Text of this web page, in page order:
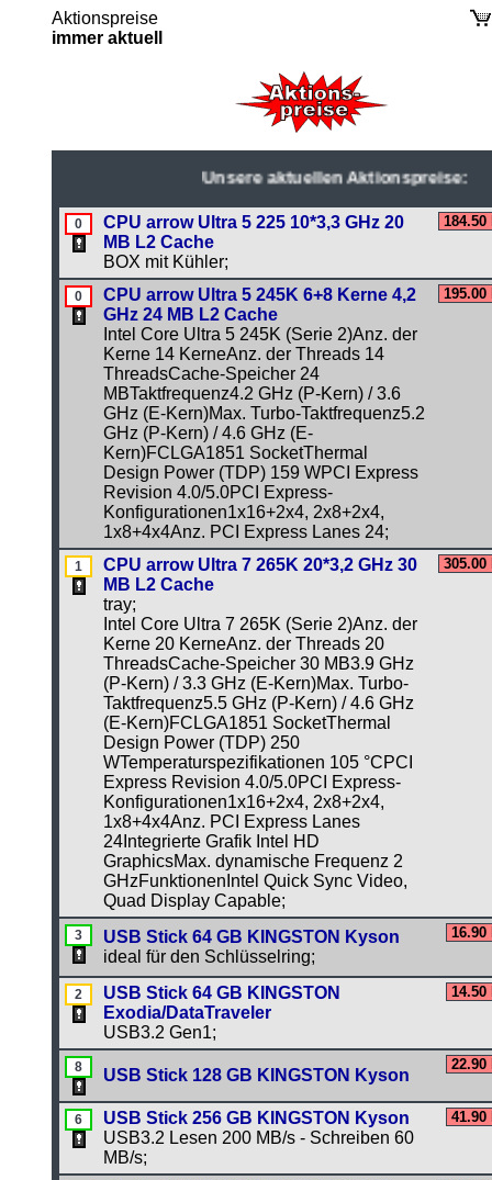
Aktionspreise
immer aktuell
Unsere aktuellen Aktionspreise:
CPU arrow Ultra 5 225 10*3,3 GHz 20
MB L2 Cache
BOX mit Kühler;
CPU arrow Ultra 5 245K 6+8 Kerne 4,2
GHz 24 MB L2 Cache
Intel Core Ultra 5 245K (Serie 2)Anz. der
Kerne 14 KerneAnz. der Threads 14
ThreadsCache-Speicher 24
MBTaktfrequenz4.2 GHz (P-Kern) / 3.6
GHz (E-Kern)Max. Turbo-Taktfrequenz5.2
GHz (P-Kern) / 4.6 GHz (E-
Kern)FCLGA1851 SocketThermal
Design Power (TDP) 159 WPCI Express
Revision 4.0/5.0PCI Express-
Konfigurationen1x16+2x4, 2x8+2x4,
1x8+4x4Anz. PCI Express Lanes 24;
CPU arrow Ultra 7 265K 20*3,2 GHz 30
MB L2 Cache
tray;
Intel Core Ultra 7 265K (Serie 2)Anz. der
Kerne 20 KerneAnz. der Threads 20
ThreadsCache-Speicher 30 MB3.9 GHz
(P-Kern) / 3.3 GHz (E-Kern)Max. Turbo-
Taktfrequenz5.5 GHz (P-Kern) / 4.6 GHz
(E-Kern)FCLGA1851 SocketThermal
Design Power (TDP) 250
WTemperaturspezifikationen 105 °CPCI
Express Revision 4.0/5.0PCI Express-
Konfigurationen1x16+2x4, 2x8+2x4,
1x8+4x4Anz. PCI Express Lanes
24Integrierte Grafik Intel HD
GraphicsMax. dynamische Frequenz 2
GHzFunktionenIntel Quick Sync Video,
Quad Display Capable;
USB Stick 64 GB KINGSTON Kyson
ideal für den Schlüsselring;
USB Stick 64 GB KINGSTON
Exodia/DataTraveler
USB3.2 Gen1;
USB Stick 128 GB KINGSTON Kyson
USB Stick 256 GB KINGSTON Kyson
USB3.2 Lesen 200 MB/s - Schreiben 60
MB/s;